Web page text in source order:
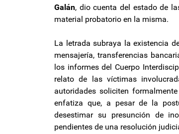
Galán, dio cuenta del estado de
material probatorio en la misma.
La letrada subraya la existencia
mensajería, transferencias
los informes del Cuerpo
relato de las víctimas
autoridades soliciten
enfatiza que, a pesar de la
desestimar su presunción de
pendientes de una resolución